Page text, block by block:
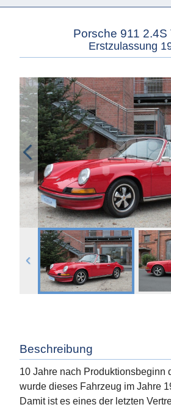
Porsche 911 2.4S
Erstzulassung
Beschreibung
10 Jahre nach Produktionsbeginn
wurde dieses Fahrzeug im Jahre
Damit ist es eines der letzten